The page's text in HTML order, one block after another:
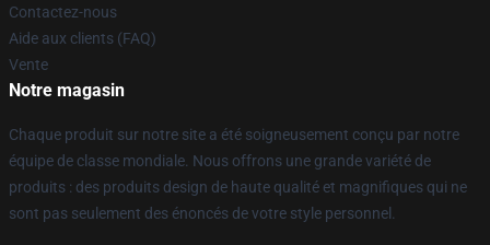
Contactez-nous
Aide aux clients (FAQ)
Vente
Notre magasin
Chaque produit sur notre site a été soigneusement conçu par notre
équipe de classe mondiale. Nous offrons une grande variété de
produits : des produits design de haute qualité et magnifiques qui ne
sont pas seulement des énoncés de votre style personnel.